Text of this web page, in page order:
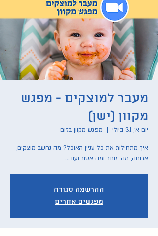
מעבר למוצקים - מפגש
מקוון (ישן)
יום א׳, 31 ביולי
  |
מפגש מקוון בזום
איך מתחילות את כל עניין האוכל? מה נחשב מוצקים,
ארוחה, מה מותר ומה אסור ועוד...
ההרשמה סגורה
מפגשים אחרים